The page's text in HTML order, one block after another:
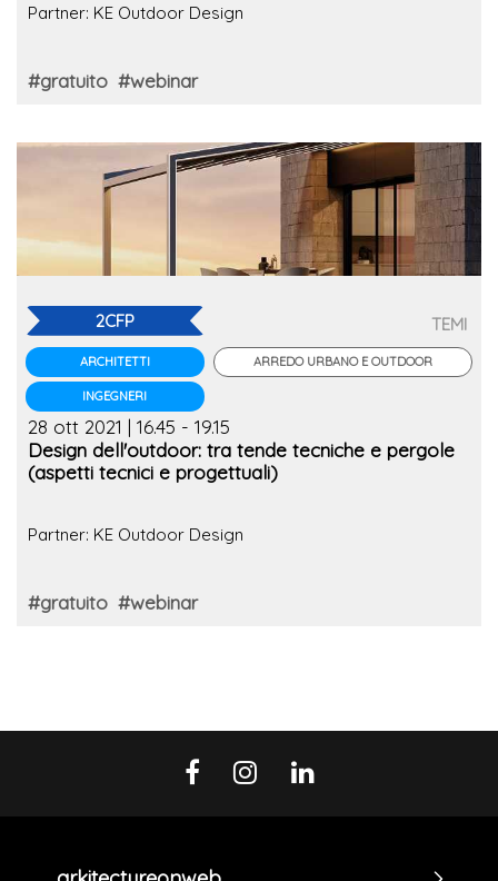
Partner: KE Outdoor Design
#gratuito #webinar
2CFP
ARCHITETTI
INGEGNERI
TEMI
ARREDO URBANO E OUTDOOR
28 ott 2021 | 16.45 - 19.15
Design dell'outdoor: tra tende tecniche e pergole
(aspetti tecnici e progettuali)
Partner: KE Outdoor Design
#gratuito #webinar